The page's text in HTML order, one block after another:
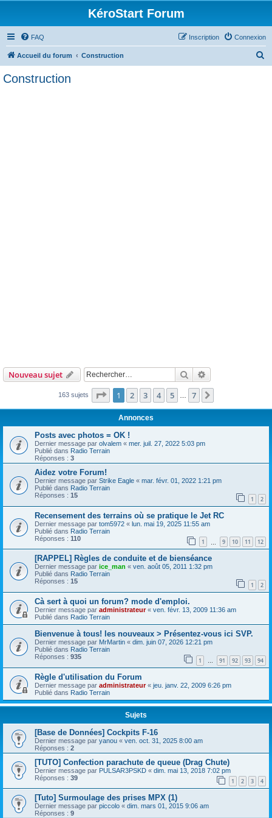
KéroStart Forum
FAQ Connexion
Inscription
Accueil du forum Construction
Construction
Nouveau sujet Rechercher
163 sujets Page 1sur7
1 2 3 4 5 7
Annonces
Posts avec photos = OK !
Dernier message par olvalem « mer. juil. 27, 2022 5:03 pm
Publié dans Radio Terrain
Réponses : 3
Aidez votre Forum!
Dernier message par Strike Eagle « mar. févr. 01, 2022 1:21 pm
Publié dans Radio Terrain
Réponses : 15 1 2
Recensement des terrains où se pratique le Jet RC
Dernier message par tom5972 « lun. mai 19, 2025 11:55 am
Publié dans Radio Terrain
Réponses : 110 1 9 10 11 12
[RAPPEL] Règles de conduite et de bienséance
Dernier message par ice_man « ven. août 05, 2011 1:32 pm
Publié dans Radio Terrain
Réponses : 15 1 2
Cà sert à quoi un forum? mode d'emploi.
Dernier message par administrateur« ven. févr. 13, 2009 11:36 am
Publié dans Radio Terrain
Bienvenue à tous! les nouveaux > Présentez-vous ici SVP.
Dernier message par MrMartin « dim. juin 07, 2026 12:21 pm
Publié dans Radio Terrain
Réponses : 935 1 … 91 92 93 94
Règle d'utilisation du Forum
Dernier message par administrateur« jeu. janv. 22, 2009 6:26 pm
Publié dans Radio Terrain
Sujets
[Base de Données] Cockpits F-16
Dernier message par yanou « ven. oct. 31, 2025 8:00 am
Réponses : 2
[TUTO] Confection parachute de queue (Drag Chute)
Dernier message par PULSAR3PSKD « dim. mai 13, 2018 7:02 pm
Réponses : 39 1 2 3 4
[Tuto] Surmoulage des prises MPX (1)
Dernier message par piccolo « dim. mars 01, 2015 9:06 am
Réponses : 9